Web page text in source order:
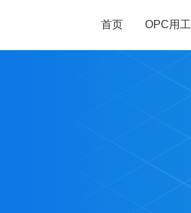
首页 OPC用工